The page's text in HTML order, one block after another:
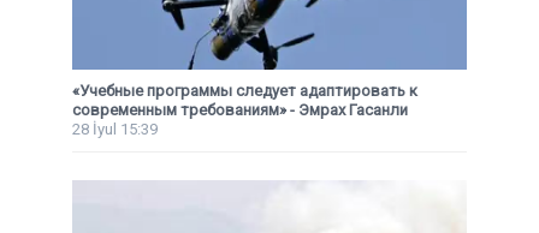
«Учебные программы следует адаптировать к
современным требованиям» - Эмрах Гасанли
28 İyul 15:39